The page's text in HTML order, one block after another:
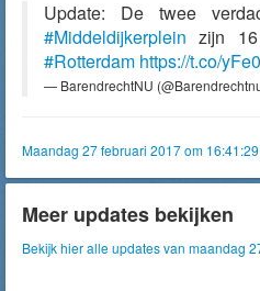
Update: De twee
#Middeldijkerplein zijn
#Rotterdam https://t.co/
— BarendrechtNU
Maandag 27 februari 2017 om 16:41:29
Meer updates bekijken
Bekijk hier alle updates van maandag